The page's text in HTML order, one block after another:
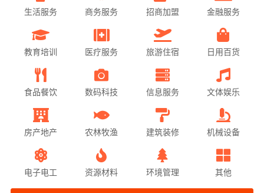
生活服务 商务服务 招商加盟 金融服务
教育培训 医疗服务 旅游住宿 日用百货
食品餐饮 数码科技 信息服务 文体娱乐
房产地产 农林牧渔 建筑装修 机械设备
电子电工 资源材料 环境管理 其他